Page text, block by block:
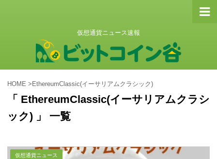
仮想通貨ニュース速報
HOME > EthereumClassic(イーサリアムクラシック)
「 EthereumClassic(イーサリアムクラシ
ック) 」 一覧
仮想通貨ニュース